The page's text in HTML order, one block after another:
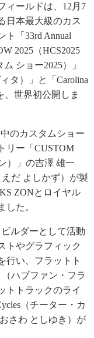
ィールドは、12月7
日本最大級のカス
ト「33rd Annual
2025（HCS2025
ショー2025）」
タ）」と「Carolina
、世界初公開しま
のカスタムショー
リー「CUSTOM
）」の吉澤 雄一
だ よしかず）が製
ZONとロイヤル
した。
ビルダーとして活動
トやグラフィック
行い、フラットト
（ハブファン・フラ
トトラックのライ
（チーター・カ
さわ としゆき）が